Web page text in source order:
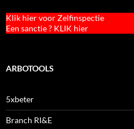
Klik hier voor Zelfinspectie
Een sanctie ? KLIK hier
ARBOTOOLS
5xbeter
Branch RI&E